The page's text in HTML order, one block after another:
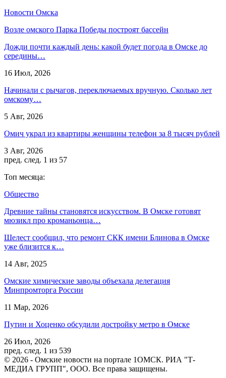
Новости Омска
Возле омского Парка Победы построят бассейн
Дожди почти каждый день: какой будет погода в Омске до
середины…
16 Июл, 2026
Начинали с рычагов, переключаемых вручную. Сколько лет
омскому…
5 Авг, 2026
Омич украл из квартиры женщины телефон за 8 тысяч рублей
3 Авг, 2026
пред. след. 1 из 57
Топ месяца:
Общество
Древние тайны становятся искусством. В Омске готовят
мюзикл про кроманьонца…
Шелест сообщил, что ремонт СКК имени Блинова в Омске
уже близится к…
14 Авг, 2025
Омские химические заводы объехала делегация
Минпромторга России
11 Мар, 2026
Путин и Хоценко обсудили достройку метро в Омске
26 Июл, 2026
пред. след. 1 из 539
© 2026 - Омские новости на портале 1ОМСК. РИА "Т-
МЕДИА ГРУПП", ООО. Все права защищены.